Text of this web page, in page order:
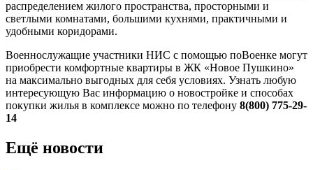
распределением жилого пространства, просторными и
светлыми комнатами, большими кухнями, практичными и
удобными коридорами.
Военнослужащие участники НИС с помощью поВоенке могут
приобрести комфортные квартиры в ЖК «Новое Пушкино»
на максимально выгодных для себя условиях. Узнать любую
интересующую Вас информацию о новостройке и способах
покупки жилья в комплексе можно по телефону 8(800) 775-29-
14
Ещё новости